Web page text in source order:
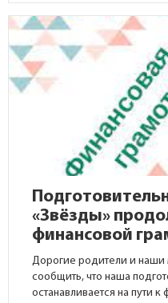
«Звёзды»
финансовой
Дорогие родители и
сообщить, что наша
останавливается на пути